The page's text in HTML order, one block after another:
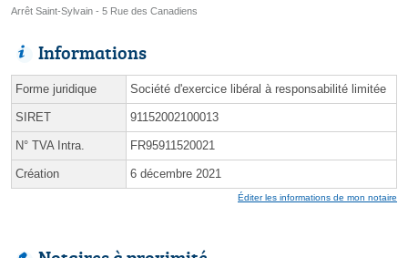
Arrêt Saint-Sylvain - 5 Rue des Canadiens
Informations
Forme juridique Société d'exercice libéral à responsabilité limitée
SIRET 91152002100013
N° TVA Intra. FR95911520021
Création 6 décembre 2021
Éditer les informations de mon notaire